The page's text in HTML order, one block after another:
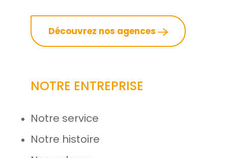
Découvrez nos agences
NOTRE ENTREPRISE
Notre service
Notre histoire